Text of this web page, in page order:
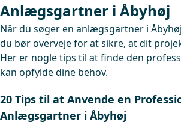
Anlægsgartner i Åbyhøj
Når du søger en anlægsgartner i
du bør overveje for at sikre, at dit
Her er nogle tips til at finde den
kan opfylde dine behov.
20 Tips til at Anvende en
Anlægsgartner i Åbyhøj